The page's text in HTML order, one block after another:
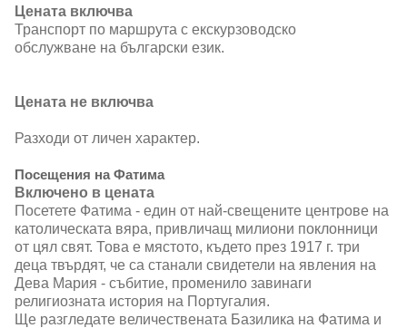
Цената включва
Транспорт по маршрута с екскурзоводско
обслужване на български език.
Цената не включва
Разходи от личен характер.
Посещения на Фатима
Включено в цената
Посетете Фатима - един от най-свещените центрове на
католическата вяра, привличащ милиони поклонници
от цял свят. Това е мястото, където през 1917 г. три
деца твърдят, че са станали свидетели на явления на
Дева Мария - събитие, променило завинаги
религиозната история на Португалия.
Ще разгледате величествената Базилика на Фатима и